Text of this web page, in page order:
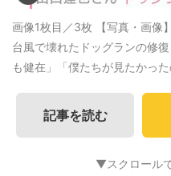
画像1枚目／3枚 【写真・画像
台風で壊れたドッグランの修
も健在」「僕たちが見たかっ
記事を読む
▼スクロール